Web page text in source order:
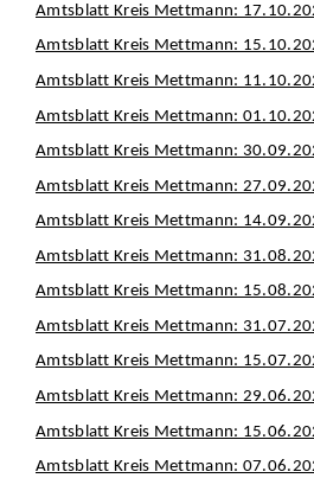
Amtsblatt Kreis Mettmann:
Amtsblatt Kreis Mettmann:
Amtsblatt Kreis Mettmann:
Amtsblatt Kreis Mettmann:
Amtsblatt Kreis Mettmann:
Amtsblatt Kreis Mettmann:
Amtsblatt Kreis Mettmann:
Amtsblatt Kreis Mettmann:
Amtsblatt Kreis Mettmann:
Amtsblatt Kreis Mettmann:
Amtsblatt Kreis Mettmann:
Amtsblatt Kreis Mettmann:
Amtsblatt Kreis Mettmann:
Amtsblatt Kreis Mettmann: